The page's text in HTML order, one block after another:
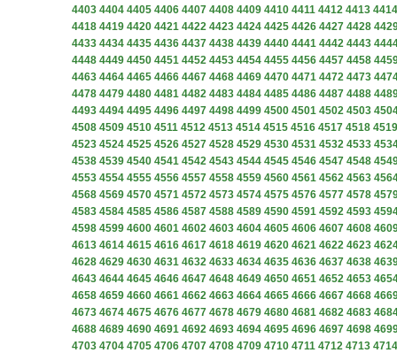
4403 4404 4405 4406 4407 4408 4409 4410 4411 4412 4413 4414
4418 4419 4420 4421 4422 4423 4424 4425 4426 4427 4428
4433 4434 4435 4436 4437 4438 4439 4440 4441 4442 4443
4448 4449 4450 4451 4452 4453 4454 4455 4456 4457 4458
4463 4464 4465 4466 4467 4468 4469 4470 4471 4472 4473
4478 4479 4480 4481 4482 4483 4484 4485 4486 4487 4488
4493 4494 4495 4496 4497 4498 4499 4500 4501 4502 4503
4508 4509 4510 4511 4512 4513 4514 4515 4516 4517 4518 4519
4523 4524 4525 4526 4527 4528 4529 4530 4531 4532 4533
4538 4539 4540 4541 4542 4543 4544 4545 4546 4547 4548
4553 4554 4555 4556 4557 4558 4559 4560 4561 4562 4563
4568 4569 4570 4571 4572 4573 4574 4575 4576 4577 4578
4583 4584 4585 4586 4587 4588 4589 4590 4591 4592 4593
4598 4599 4600 4601 4602 4603 4604 4605 4606 4607 4608
4613 4614 4615 4616 4617 4618 4619 4620 4621 4622 4623
4628 4629 4630 4631 4632 4633 4634 4635 4636 4637 4638
4643 4644 4645 4646 4647 4648 4649 4650 4651 4652 4653
4658 4659 4660 4661 4662 4663 4664 4665 4666 4667 4668
4673 4674 4675 4676 4677 4678 4679 4680 4681 4682 4683
4688 4689 4690 4691 4692 4693 4694 4695 4696 4697 4698
4703 4704 4705 4706 4707 4708 4709 4710 4711 4712 4713 4714